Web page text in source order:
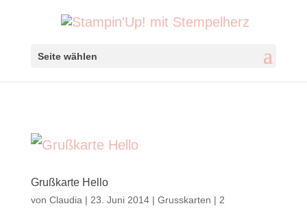
Seite wählen
Grußkarte Hello
von Claudia | 23. Juni 2014| Grusskarten | 2